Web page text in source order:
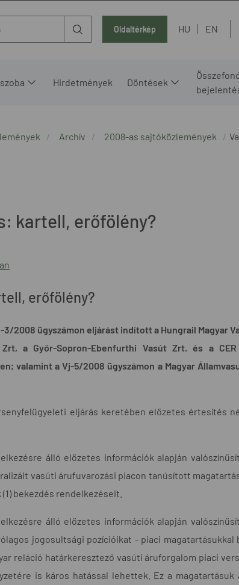
Oldaltérkép HU EN
Hirdetmények Döntések
Archív 2008-as sajtóközlemények
kartell, erőfölény?
erőfölény?
3/2008 ügyszámon eljárást indított a Hungrail Magyar
a Győr-Sopron-Ebenfurthi Vasút Zrt. és a CER
valamint a Vj-5/2008 ügyszámon a Magyar
eljárás keretében előzetes értesítés
álló előzetes információk alapján
vasúti árufuvarozási piacon tanúsított
bekezdés rendelkezéseit.
álló előzetes információk alapján
jogosultsági pozícióikat - piaci
reláció határkeresztező vasúti áruforgalom piaci
is káros hatással lehettek. Ez a